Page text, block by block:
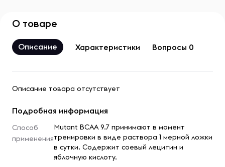
О товаре
Описание Характеристики Вопросы 0
Описание товара отсутствует
Подробная информация
Способ
применения
Mutant BCAA 9.7 принимают в момент
тренировки в виде раствора 1 мерной ложки
в сутки. Содержит соевый лецитин и
яблочную кислоту.